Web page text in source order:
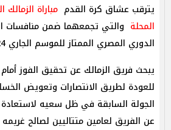
يترقب عشاق كرة القدم مباراة
المحلة والتي تجمعهما ضمن منافسات
الدوري المصري الممتاز للموسم الجاري 2024-2025.
يبحث فريق الزمالك عن تحقيق الفوز
للعودة لطريق الانتصارات وتعويض
الجولة السابقة في ظل سعيه
عن الفريق لعامين متتاليين لصالح